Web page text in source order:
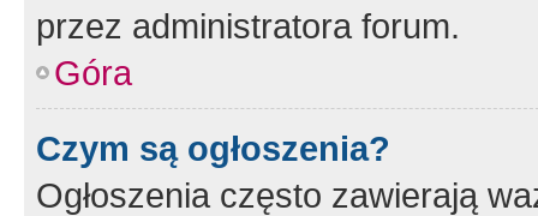
przez administratora forum.
Góra
Czym są ogłoszenia?
Ogłoszenia często zawierają